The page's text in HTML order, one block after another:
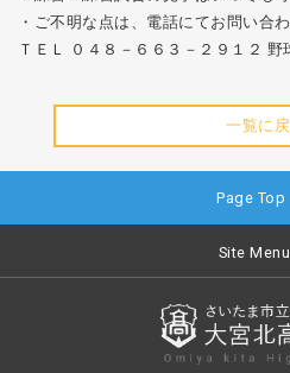
・ご不明な点は、電話にてお問い合
ＴＥＬ ０４８－６６３－２９１２
一覧に
Page Top
Site Menu